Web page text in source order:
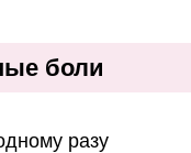
боли
разу